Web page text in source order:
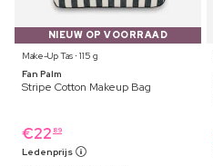
NIEUW OP VOORRAAD
Make-Up Tas ⋅ 115 g
Fan Palm
Stripe Cotton Makeup Bag
€22 89
Ledenprijs